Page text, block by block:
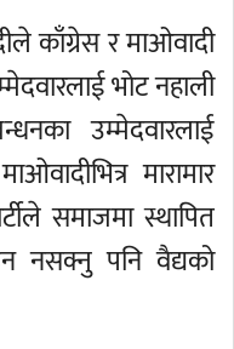
काँग्रेस र माओवादी
भोट नहाली
उम्मेदवारलाई
मारामार
समाजमा स्थापित
नसक्नु पनि वैद्यको